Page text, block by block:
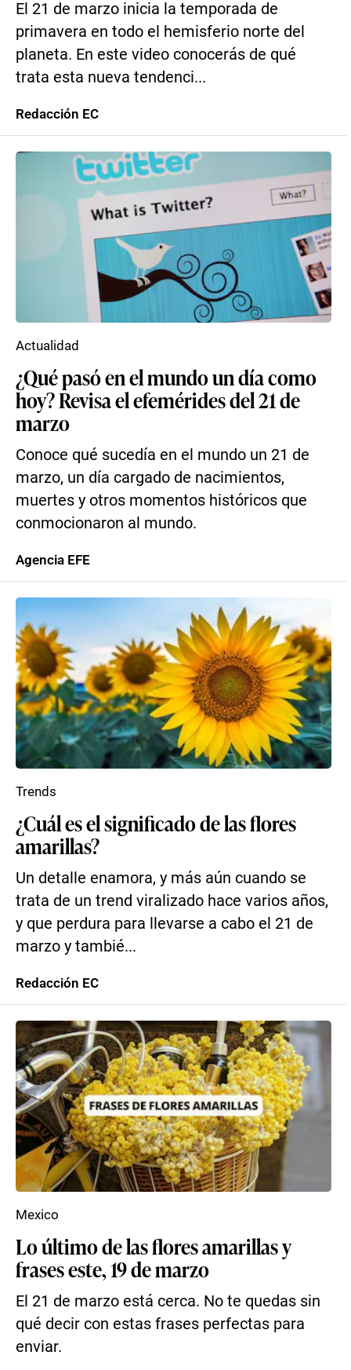
El 21 de marzo inicia la temporada de
primavera en todo el hemisferio norte del
planeta. En este video conocerás de qué
trata esta nueva tendenci...
Redacción EC
¿Qué pasó en el mundo un día como
hoy? Revisa el efemérides del 21 de
marzo
Conoce qué sucedía en el mundo un 21 de
marzo, un día cargado de nacimientos,
muertes y otros momentos históricos que
conmocionaron al mundo.
Actualidad
Agencia EFE
¿Cuál es el significado de las flores
amarillas?
Un detalle enamora, y más aún cuando se
trata de un trend viralizado hace varios años,
y que perdura para llevarse a cabo el 21 de
marzo y tambié...
Trends
Redacción EC
Lo último de las flores amarillas y
frases este, 19 de marzo
El 21 de marzo está cerca. No te quedas sin
qué decir con estas frases perfectas para
enviar.
Mexico